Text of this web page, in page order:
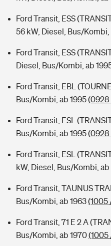
Ford Transit, ESS
56 kW, Diesel, Bus/Kombi,
Ford Transit, ESS
Diesel, Bus/Kombi, ab
Ford Transit, EBL
Bus/Kombi, ab 1995(0928
Ford Transit, ESL
Bus/Kombi, ab 1995(0928
Ford Transit, ESL
kW, Diesel, Bus/Kombi, ab
Ford Transit, TAUNUS
Bus/Kombi, ab 1963(1005
Ford Transit, 71 E 2 A
Bus/Kombi, ab 1970(1005